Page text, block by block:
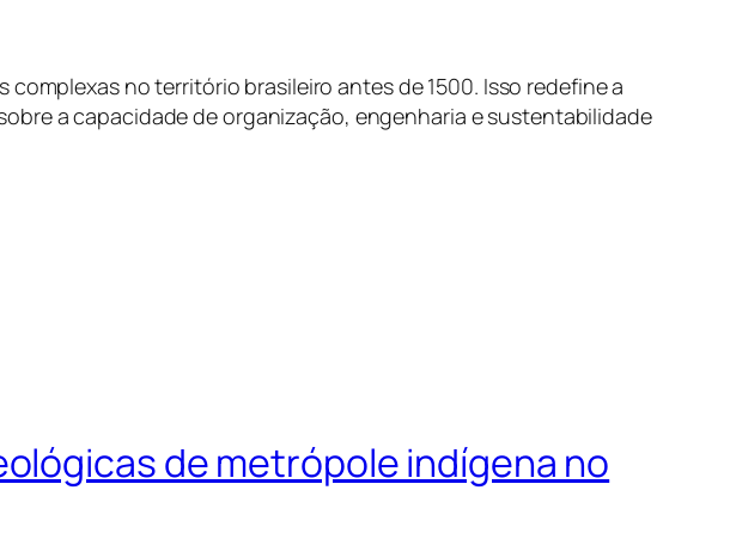
no território brasileiro antes de 1500. Isso redefine a
a capacidade de organização, engenharia e sustentabilidade
de metrópole indígena no